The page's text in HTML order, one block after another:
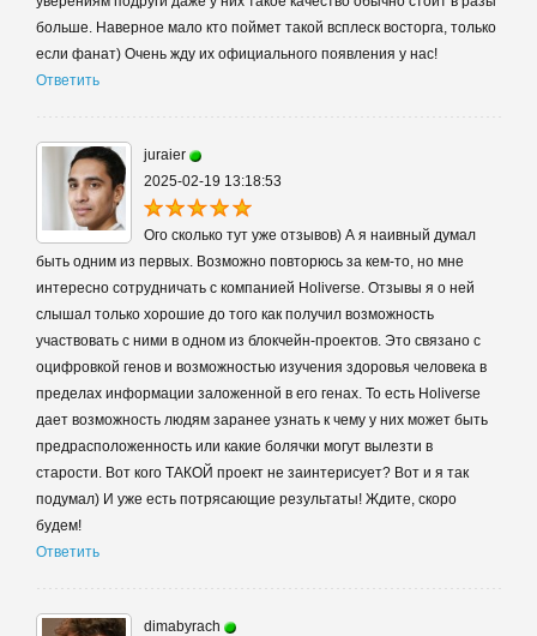
больше. Наверное мало кто поймет такой всплеск восторга, только
если фанат) Очень жду их официального появления у нас!
Ответить
juraier
2025-02-19 13:18:53
Ого сколько тут уже отзывов) А я наивный думал
быть одним из первых. Возможно повторюсь за кем-то, но мне
интересно сотрудничать с компанией Holiverse. Отзывы я о ней
слышал только хорошие до того как получил возможность
участвовать с ними в одном из блокчейн-проектов. Это связано с
оцифровкой генов и возможностью изучения здоровья человека в
пределах информации заложенной в его генах. То есть Holiverse
дает возможность людям заранее узнать к чему у них может быть
предрасположенность или какие болячки могут вылезти в
старости. Вот кого ТАКОЙ проект не заинтерисует? Вот и я так
подумал) И уже есть потрясающие результаты! Ждите, скоро
будем!
Ответить
dimabyrach